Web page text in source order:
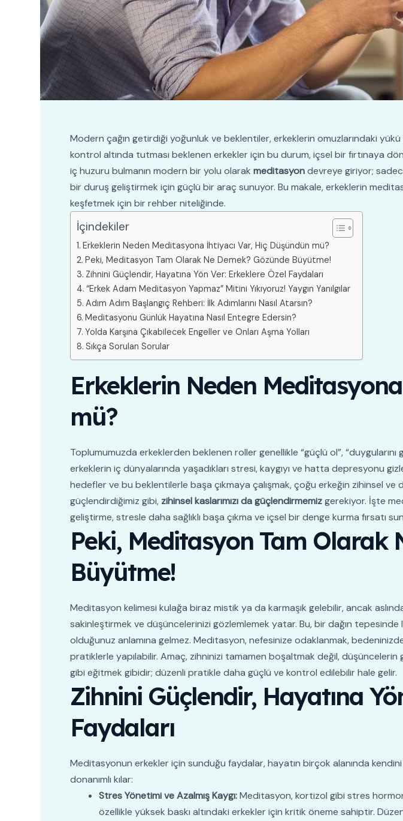
Modern çağın getirdiği yoğunluk ve beklentiler, erkeklerin omuzlarındaki yükü
kontrol altında tutması beklenen erkekler için bu durum, içsel bir fırtınaya
iç huzuru bulmanın modern bir yolu olarak meditasyondevreye giriyor;
bir duruş geliştirmek için güçlü bir araç sunuyor. Bu makale, erkeklerin
keşfetmek için bir rehber niteliğinde.
İçindekiler
Erkeklerin Neden Meditasyona İhtiyacı Var, Hiç Düşündün mü?
Peki, Meditasyon Tam Olarak Ne Demek? Gözünde Büyütme!
Zihnini Güçlendir, Hayatına Yön Ver: Erkeklere Özel Faydaları
“Erkek Adam Meditasyon Yapmaz” Mitini Yıkıyoruz! Yaygın Yanılgılar
Adım Adım Başlangıç Rehberi: İlk Adımlarını Nasıl Atarsın?
Meditasyonu Günlük Hayatına Nasıl Entegre Edersin?
Yolda Karşına Çıkabilecek Engeller ve Onları Aşma Yolları
Sıkça Sorulan Sorular
Erkeklerin Neden
mü?
Toplumumuzda erkeklerden beklenen roller genellikle “güçlü ol”,
erkeklerin iç dünyalarında yaşadıkları stresi, kaygıyı ve hatta depresyonu
hedefler ve bu beklentilerle başa çıkmaya çalışmak, çoğu erkeğin zihinsel ve
güçlendirdiğimiz gibi, zihinsel kaslarımızı da güçlendirmemizgerekiyor. İşte
geliştirme, stresle daha sağlıklı başa çıkma ve içsel bir denge kurma fırsatı
Peki, Meditasyon Tam Olarak
Büyütme!
Meditasyon kelimesi kulağa biraz mistik ya da karmaşık gelebilir, ancak
sakinleştirmek ve düşüncelerinizi gözlemlemek yatar. Bu, bir dağın
olduğunuz anlamına gelmez. Meditasyon, nefesinize odaklanmak,
pratiklerle yapılabilir. Amaç, zihninizi tamamen boşaltmak değil, düşüncelerin
gibi eğitmek gibidir; düzenli pratikle daha güçlü ve kontrol edilebilir hale gelir.
Zihnini Güçlendir, Hayatına
Faydaları
Meditasyonun erkekler için sunduğu faydalar, hayatın birçok alanında
donanımlı kılar:
Stres Yönetimi ve Azalmış Kaygı:Meditasyon, kortizol gibi stres
özellikle yüksek baskı altındaki erkekler için kritik öneme sahiptir.